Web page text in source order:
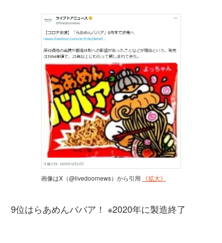
画像はX（@livedoornews）から引用 《拡大》
9位はらあめんババア！ ※2020年に製造終了